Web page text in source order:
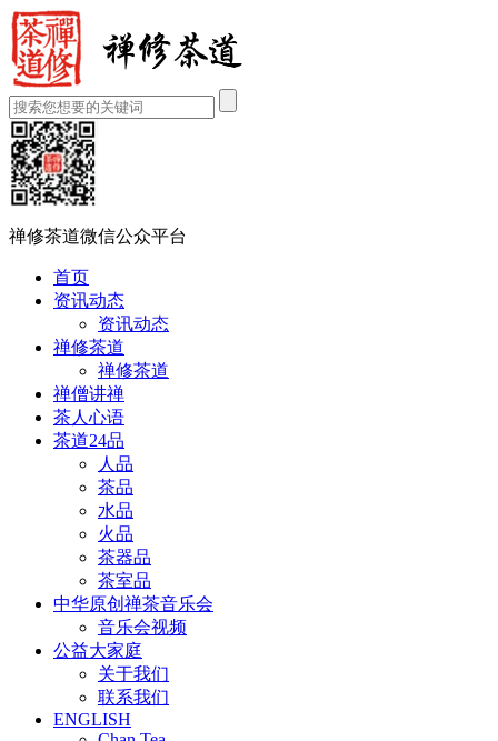
禅修茶道微信公众平台
首页
资讯动态
资讯动态
禅修茶道
禅修茶道
禅僧讲禅
茶人心语
茶道24品
人品
茶品
水品
火品
茶器品
茶室品
中华原创禅茶音乐会
音乐会视频
公益大家庭
关于我们
联系我们
ENGLISH